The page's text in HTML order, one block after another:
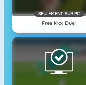
SEULEMENT SUR PC
Free Kick Duel